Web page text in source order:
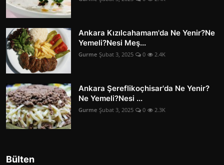
Ankara Kızılcahamam'da Ne Yenir?Ne
Yemeli?Nesi Meş...
Gurme Şubat 3, 2025 0 2.4K
Ankara Şereflikoçhisar'da Ne Yenir?
Ne Yemeli?Nesi ...
Gurme Şubat 3, 2025 0 2.3K
Bülten